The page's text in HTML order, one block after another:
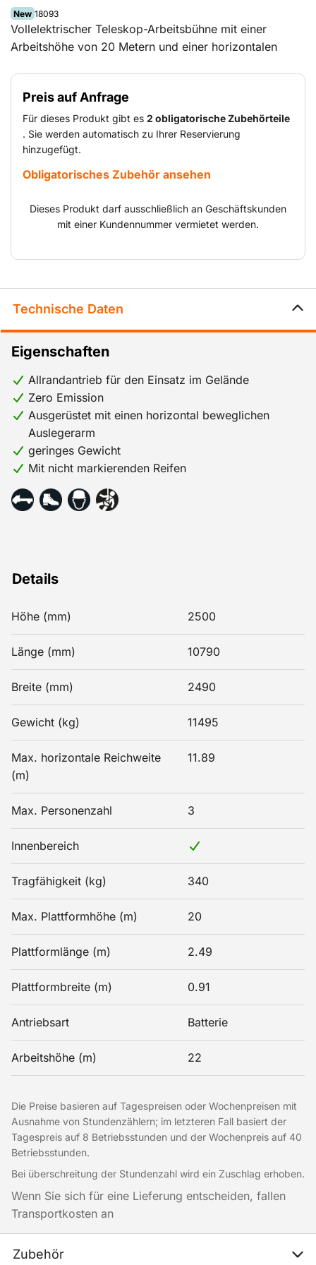
New 18093
Vollelektrischer Teleskop-Arbeitsbühne mit einer
Arbeitshöhe von 20 Metern und einer horizontalen
Der Teleskop-Arbeitsbühne ist mit einem 3D-
Auslegerarm ausgestattet, der neben der vertikalen
Rotation auch eine horizontale Reichweite hat. Durch
die automatische Traktionskontrolle und die pendelnd
unebenem Untergrund ausgesprochen wendig.
Preis auf Anfrage
Für dieses Produkt gibt es 2 obligatorische Zubehörteile
. Sie werden automatisch zu Ihrer Reservierung
hinzugefügt.
Obligatorisches Zubehör ansehen
Dieses Produkt darf ausschließlich an Geschäftskunden
mit einer Kundennummer vermietet werden.
Technische Daten
Details
Höhe (mm) 2500
Länge (mm) 10790
Breite (mm) 2490
Gewicht (kg) 11495
Max. horizontale Reichweite
(m)
11.89
Max. Personenzahl 3
Innenbereich
Tragfähigkeit (kg) 340
Max. Plattformhöhe (m) 20
Plattformlänge (m) 2.49
Plattformbreite (m) 0.91
Antriebsart Batterie
Arbeitshöhe (m) 22
Eigenschaften
Allrandantrieb für den Einsatz im Gelände
Zero Emission
Ausgerüstet mit einen horizontal beweglichen
Auslegerarm
geringes Gewicht
Mit nicht markierenden Reifen
Die Preise basieren auf Tagespreisen oder Wochenpreisen mit
Ausnahme von Stundenzählern; im letzteren Fall basiert der
Tagespreis auf 8 Betriebsstunden und der Wochenpreis auf 40
Betriebsstunden.
Bei überschreitung der Stundenzahl wird ein Zuschlag erhoben.
Wenn Sie sich für eine Lieferung entscheiden, fallen
Transportkosten an
Zubehör